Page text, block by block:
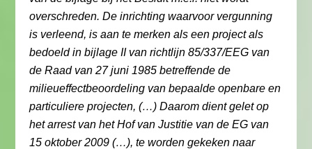
overschreden. De inrichting waarvoor vergunning
is verleend, is aan te merken als een project als
bedoeld in bijlage II van richtlijn 85/337/EEG van
de Raad van 27 juni 1985 betreffende de
milieueffectbeoordeling van bepaalde openbare en
particuliere projecten, (…) Daarom dient gelet op
het arrest van het Hof van Justitie van de EG van
15 oktober 2009 (…), te worden gekeken naar